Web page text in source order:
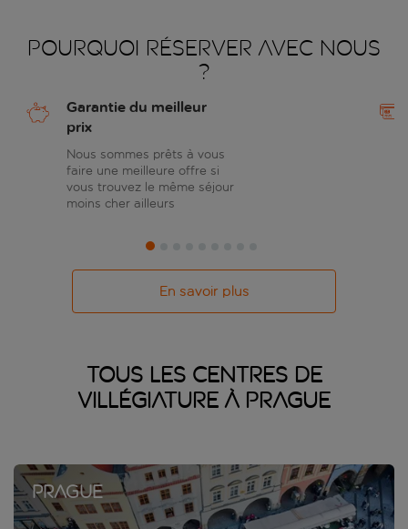
Pourquoi réserver avec nous
?
Garantie du meilleur
prix
Nous sommes prêts à vous
faire une meilleure offre si
vous trouvez le même séjour
moins cher ailleurs
En savoir plus
Tous les centres de
villégiature à Prague
Prague